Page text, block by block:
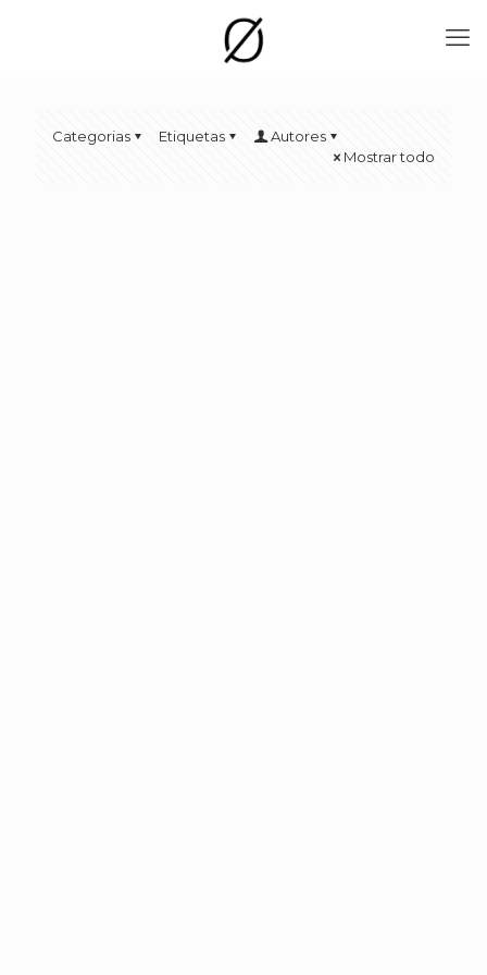
Categorias Etiquetas
Autores
Mostrar todo